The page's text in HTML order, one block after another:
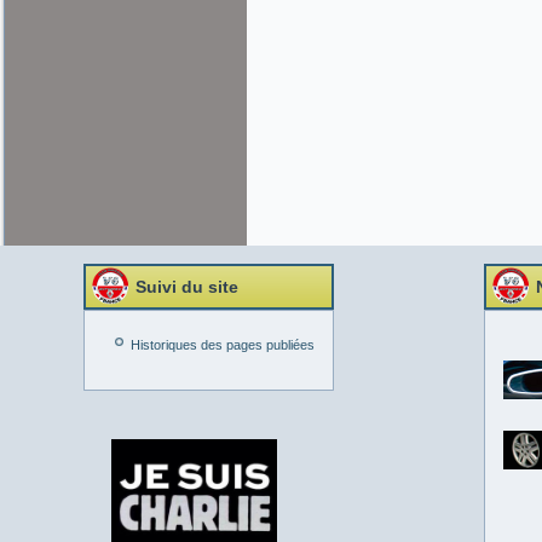
Suivi du site
Historiques des pages publiées